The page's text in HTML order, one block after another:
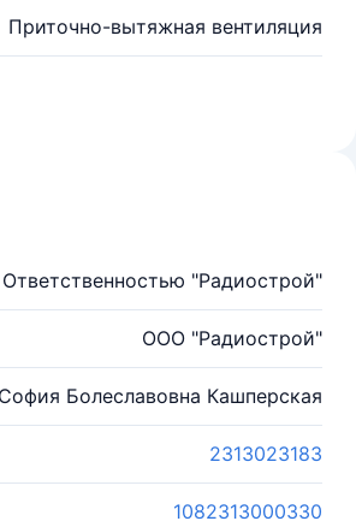
Приточно-вытяжная вентиляция
"Радиострой"
ООО "Радиострой"
София Болеславовна Кашперская
2313023183
1082313000330